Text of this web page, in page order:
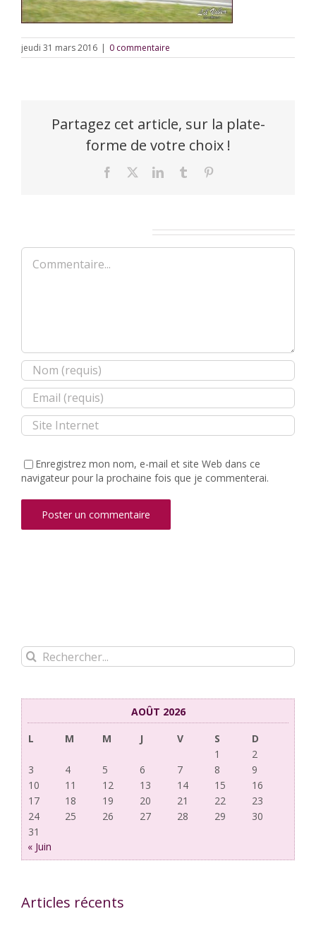
jeudi 31 mars 2016 | 0 commentaire
Partagez cet article, sur la plate-
forme de votre choix !
Facebook LinkedInTumblr
Commentaire
Enregistrez mon nom, e-mail et site Web dans ce
navigateur pour la prochaine fois que je commenterai.
Rechercher:
AOÛT 2026
L
M M J V S
D
1
2
3
4 5 6 7 8
9
10
11 12 13 14 15
16
17
18 19 20 21 22
23
24
25 26 27 28 29
30
31
« Juin
Articles récents